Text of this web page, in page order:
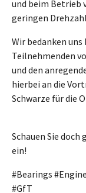
und beim Betrieb
geringen
Wir bedanken
Teilnehmenden
und den
hierbei an die
Schwarze für die
Schauen Sie
ein!
#Bearings
#GfT